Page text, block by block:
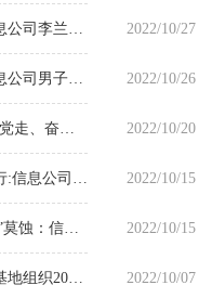
2022/10/27
2022/10/26
2022/10/20
2022/10/15
2022/10/15
2022/10/07